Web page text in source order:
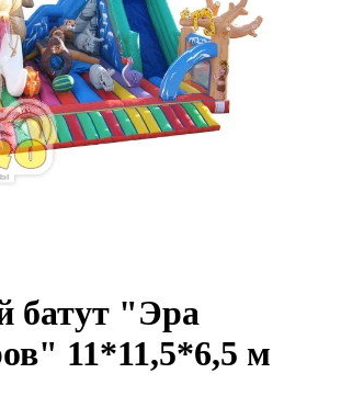
батут "Эра
11*11,5*6,5 м